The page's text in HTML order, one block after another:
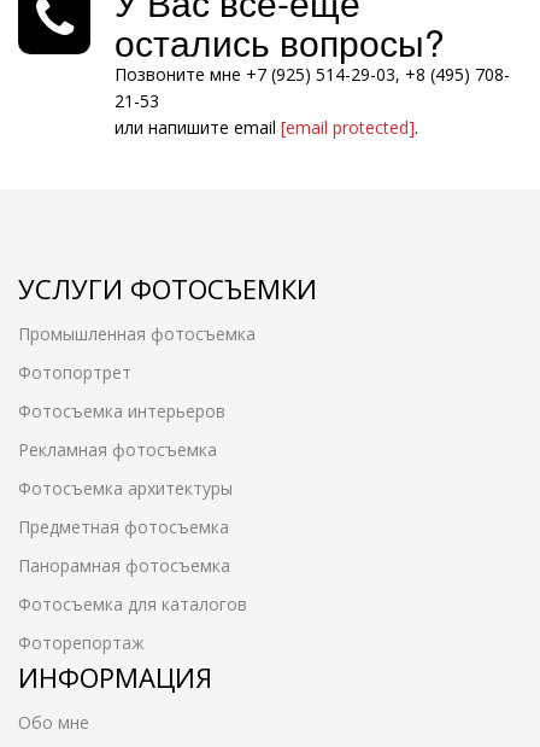
остались вопросы?
Позвоните мне +7 (925) 514-29-03, +8 (495) 708-
21-53
или напишите email [email protected].
УСЛУГИ ФОТОСЪЕМКИ
Промышленная фотосъемка
Фотопортрет
Фотосъемка интерьеров
Рекламная фотосъемка
Фотосъемка архитектуры
Предметная фотосъемка
Панорамная фотосъемка
Фотосъемка для каталогов
Фоторепортаж
ИНФОРМАЦИЯ
Обо мне